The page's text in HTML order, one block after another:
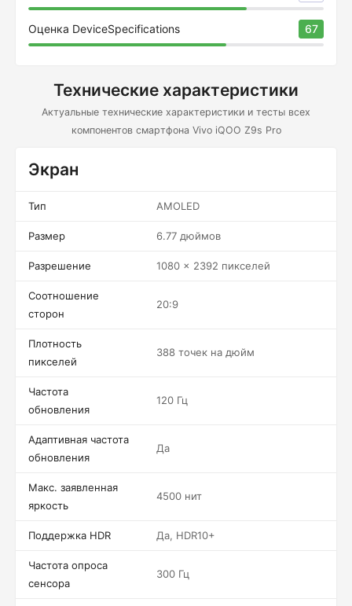
Оценка DeviceSpecifications 67
Технические характеристики
Актуальные технические характеристики и тесты всех
компонентов смартфона Vivo iQOO Z9s Pro
Экран
Тип AMOLED
Размер 6.77 дюймов
Разрешение 1080 x 2392 пикселей
Соотношение
сторон
20:9
Плотность
пикселей
388 точек на дюйм
Частота
обновления
120 Гц
Адаптивная частота
обновления
Да
Макс. заявленная
яркость
4500 нит
Поддержка HDR Да, HDR10+
Частота опроса
сенсора
300 Гц